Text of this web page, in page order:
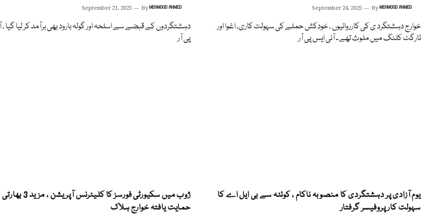
September 24, 2025 ByMEHMOOD AHMED
خوارج دہشتگرد ی کی کارروائیوں ، خودکش حملے کی سہولت کاری، اغوا اور
ٹارگٹ کلنگ میں ملوث تھے ۔ آئی ایس پی آر
September 21, 2025 ByMEHMOOD AHMED
دہشتگردوں کے قبضے سے اسلحہ اور گولہ بارود بھی برآمد کر لیا گیا
پی آر
یوم آزادی پر دہشتگردی کا منصوبہ ناکام ، کوئٹہ سے بی ایل اے کا
سہولت کار پروفیسر گرفتار
ژوب میں سکیورٹی فورسز کا کلیئرنس آپریشن ، مزید 3 بھارتی
حمایت یافتہ خوارج ہلاک